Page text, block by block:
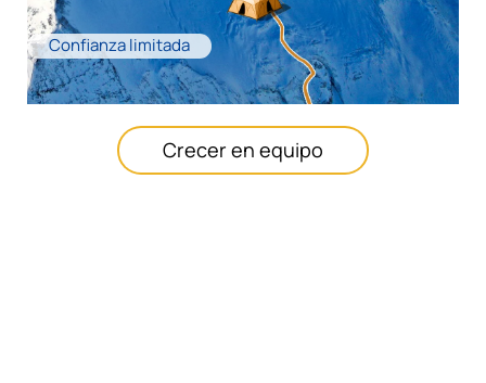
Confianza limitada
Crecer en equipo